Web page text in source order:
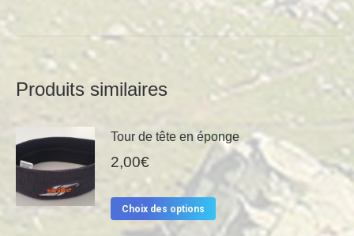
Produits similaires
Tour de tête en éponge
2,00€
Choix des options
produit